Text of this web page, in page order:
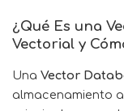
¿Qué Es una
Vectorial y
Una Vector
almacenamiento